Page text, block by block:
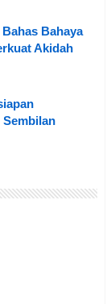
Bahaya
Akidah
Sembilan